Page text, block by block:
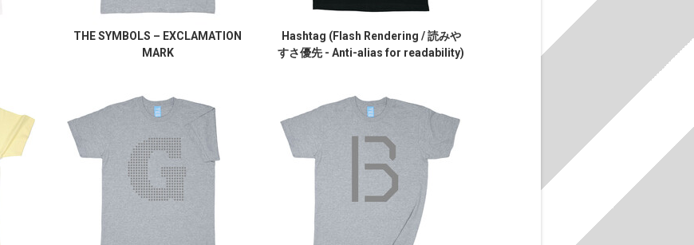
THE SYMBOLS – EXCLAMATION
MARK
Hashtag (Flash Rendering / 読みや
すさ優先 - Anti-alias for readability)